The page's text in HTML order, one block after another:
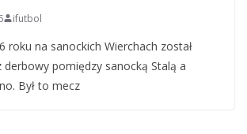
ifutbol
roku na sanockich Wierchach został
pomiędzy sanocką Stalą a
Był to mecz